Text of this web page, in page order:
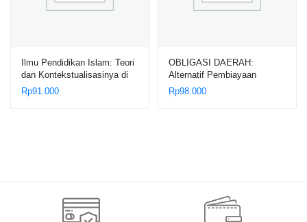
Ilmu Pendidikan Islam: Teori
dan Kontekstualisasinya di
Era Revolusi Industri 4.0 dan
Society 5.0
Rp91.000
OBLIGASI DAERAH:
Alternatif Pembiayaan
Pembangunan Daerah
Berdasarkan Asas
Rp98.000